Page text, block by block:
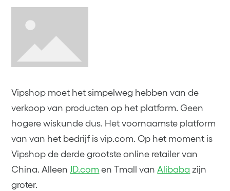
Vipshop moet het simpelweg hebben van de
verkoop van producten op het platform. Geen
hogere wiskunde dus. Het voornaamste platform
van van het bedrijf is vip.com. Op het moment is
Vipshop de derde grootste online retailer van
China. AlleenJD.com en Tmall vanAlibaba zijn
groter.